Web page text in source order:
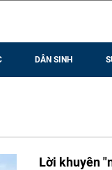
DÂN SINH
Lời khuyên